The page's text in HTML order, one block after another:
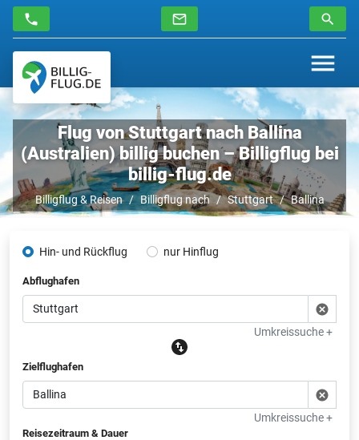
Flug von Stuttgart nach Ballina
(Australien) billig buchen – Billigflug bei
billig-flug.de
Billigflug & Reisen Billigflug nach Stuttgart Ballina
Hin- und Rückflug nur Hinflug
Abflughafen
Umkreissuche +
Zielflughafen
Umkreissuche +
Reisezeitraum & Dauer